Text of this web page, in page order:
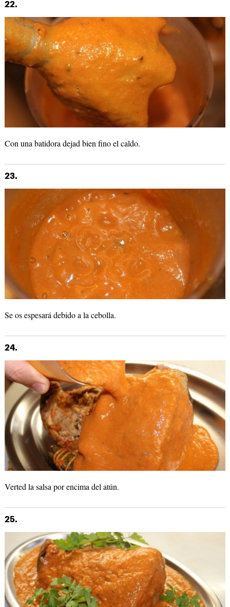
22.
Con una batidora dejad bien fino el caldo.
23.
Se os espesará debido a la cebolla.
24.
Verted la salsa por encima del atún.
25.